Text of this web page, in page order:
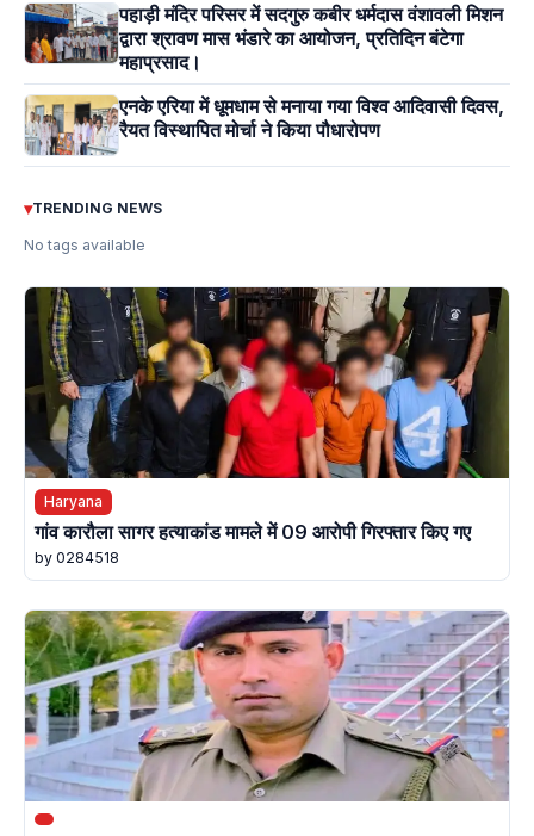
पहाड़ी मंदिर परिसर में सदगुरु कबीर धर्मदास वंशावली मिशन
द्वारा श्रावण मास भंडारे का आयोजन, प्रतिदिन बंटेगा
महाप्रसाद।
एनके एरिया में धूमधाम से मनाया गया विश्व आदिवासी दिवस,
रैयत विस्थापित मोर्चा ने किया पौधारोपण
▾TRENDING NEWS
No tags available
Haryana
गांव कारौला सागर हत्याकांड मामले में 09 आरोपी गिरफ्तार किए गए
by 0284518